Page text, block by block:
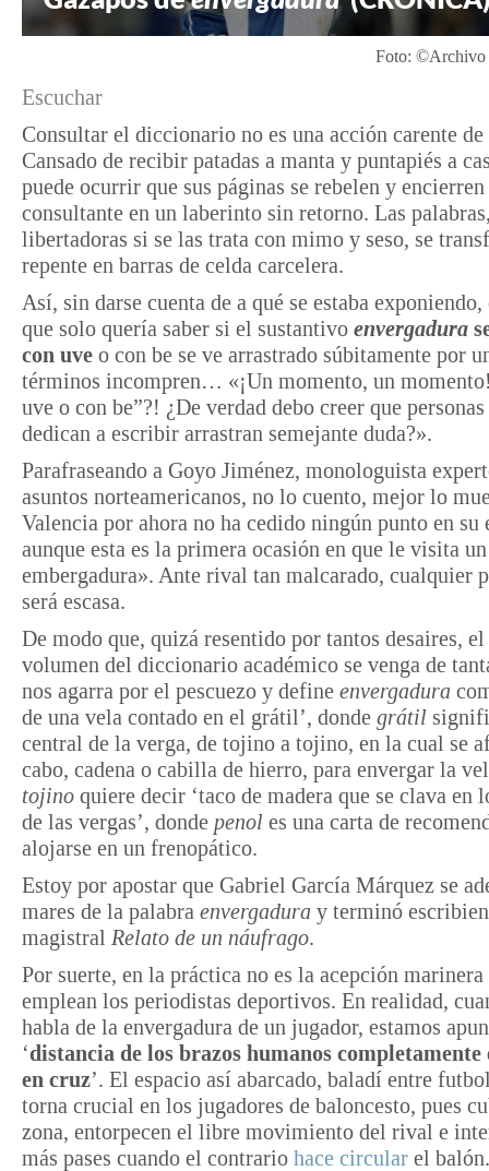
Foto:
Escuchar
Consultar el diccionario no es una acción carente de
Cansado de recibir patadas a manta y puntapiés a
puede ocurrir que sus páginas se rebelen y
consultante en un laberinto sin retorno. Las
libertadoras si se las trata con mimo y seso, se
repente en barras de celda carcelera.
Así, sin darse cuenta de a qué se estaba
que solo quería saber si el sustantivo envergadura
con uve o con be se ve arrastrado súbitamente por
términos incompren… «¡Un momento, un
uve o con be”?! ¿De verdad debo creer que personas
dedican a escribir arrastran semejante duda?».
Parafraseando a Goyo Jiménez, monologuista
asuntos norteamericanos, no lo cuento, mejor lo
Valencia por ahora no ha cedido ningún punto en su
aunque esta es la primera ocasión en que le visita
embergadura». Ante rival tan malcarado, cualquier
será escasa.
De modo que, quizá resentido por tantos desaires,
volumen del diccionario académico se venga de
nos agarra por el pescuezo y define envergadura
de una vela contado en el grátil’, donde grátil
central de la verga, de tojino a tojino, en la cual se
cabo, cadena o cabilla de hierro, para envergar la
tojino quiere decir ‘taco de madera que se clava en
de las vergas’, donde penol es una carta de
alojarse en un frenopático.
Estoy por apostar que Gabriel García Márquez se
mares de la palabra envergadura y terminó
magistral Relato de un náufrago.
Por suerte, en la práctica no es la acepción marinera
emplean los periodistas deportivos. En realidad,
habla de la envergadura de un jugador, estamos
‘distancia de los brazos humanos completamente
en cruz’. El espacio así abarcado, baladí entre
torna crucial en los jugadores de baloncesto, pues
zona, entorpecen el libre movimiento del rival e
más pases cuando el contrario hace circular el balón.